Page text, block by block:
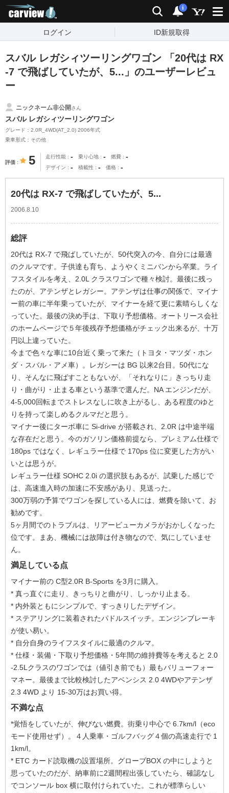
検索 通知
i
ログイン ID新規取得
スバル レガシィツーリングワゴン 「20代は RX
-7 で飛ばしていたが、5...」のユーザーレビュ
ー
ニックネーム非公開さん
スバル レガシィツーリングワゴン
グレード：2.0R_4WD(AT_2.0) 2006年式
乗車形式：その他
評価 5 走行性能 - 乗り心地 - 燃費 -
デザイン - 積載性 - 価格 -
20代は RX-7 で飛ばしていたが、5...
2006.8.10
総評
20代は RX-7 で飛ばしていたが、50代突入の今、自分には最適
のクルマです。子供達も育ち、ようやくミニバンから卒業。ライ
フスタイルを考え、2.0L クラスワゴンで種々検討。最後に残っ
たのが、アテンザとレガシー。アテンザは仕事の関係で、マイナ
ー前の車に半年乗っていたが、マイナーを経て更に素晴らしくな
っていた。最後の決め手は、下取り予想価格。オートリース会社
のホームページで５年後残存予想価格がチェック出来るが、十万
円以上違っていた。
今まで色々な車に10台近く乗って来た（トヨタ・マツダ・ホン
ダ・スバル・アメ車）。レガシーは BG 以来2台目。50代にな
り、そんなに飛ばすこともないが、「それなりに」きっちり走
り・曲がり・止まる車という基準で選んだ。NA エンジンだが、
4-5,000回転までストレスなしに吹き上がるし、ある程度のゆと
りを持って楽しめるクルマだと思う。
マイナー後にターボ車に Si-drive が搭載され、2.0R は中途半端
な存在だと思う。今のガソリン価格前提なら、プレミアム仕様で
180ps ではなく、レギュラー仕様で 170ps 位に変更した方がい
いとは思うが。
レギュラー仕様 SOHC 2.0i の選択肢もあるが、試乗した感じで
は、高速進入時の加速に不安感があり、見送った。
300万弱の予算でワゴンを探している人には、燃費を除いて、お
勧めです。
5ヶ月間でのトラブルは、リアービューカメラがおかしくなった
位です。まあ、機械には故障は付き物なので、気にしていませ
ん。
満足している点
マイナー前の C型2.0R B-Sports を3月に購入。
* 真っ直ぐに走り、きっちりと曲がり、しっかり止まる。
* 内外装ともにシンプルで、すっきりしたデザイン。
* ステアリングに装着されたパドルスイッチ。エンジンブレーキ
が使い易い。
* 自分自身のライフスタイルに最適のクルマ。
* 仕様・装備・下取り予想価格・5年間の維持費等を考えると 2.0
-2.5Lクラスのワゴンでは（値引き前でも）最もバリューフォー
マネー。最後まで比較検討したアベンシス 2.0 4WDやアテンザ
2.3 4WD より 15-30万はお買い得。
不満な点
*覚悟をしていたが、伸びない燃費。街乗り中心で 6.7km/l（eco
モード使用せず）。４人乗車・ゴルフバッグ４個の高速走行で 1
1km/l。
* ETC カード読取機の設置場所。グローブBOX の中にしようと
思っていたのだが、納車前に2週間程出張していたら、確認なし
でコンソール box 横に取付けられていた。これが標準らしい